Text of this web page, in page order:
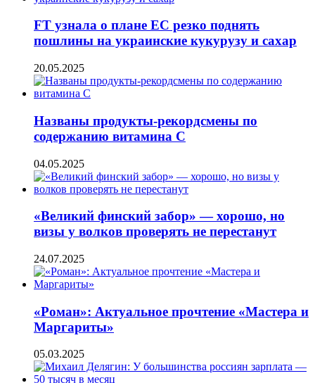
FT узнала о плане ЕС резко поднять
пошлины на украинские кукурузу и сахар
20.05.2025
Названы продукты-рекордсмены по
содержанию витамина С
04.05.2025
«Великий финский забор» — хорошо, но
визы у волков проверять не перестанут
24.07.2025
«Роман»: Актуальное прочтение «Мастера и
Маргариты»
05.03.2025